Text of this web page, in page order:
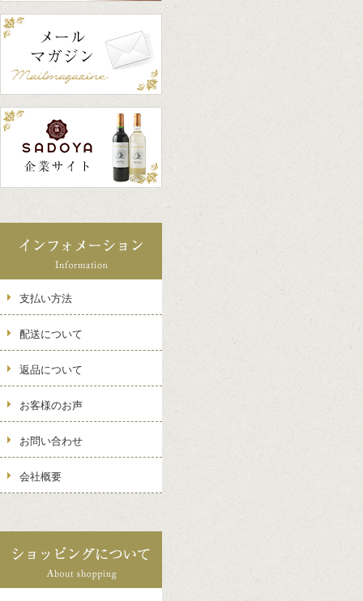
支払い方法
配送について
返品について
お客様のお声
お問い合わせ
会社概要